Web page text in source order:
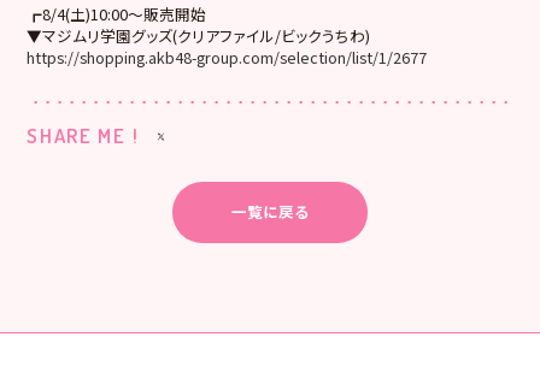
┏8/4(土)10:00～販売開始
▼マジムリ学園グッズ(クリアファイル/ビックうちわ)
https://shopping.akb48-group.com/selection/list/1/2677
SHARE ME !
一覧に戻る